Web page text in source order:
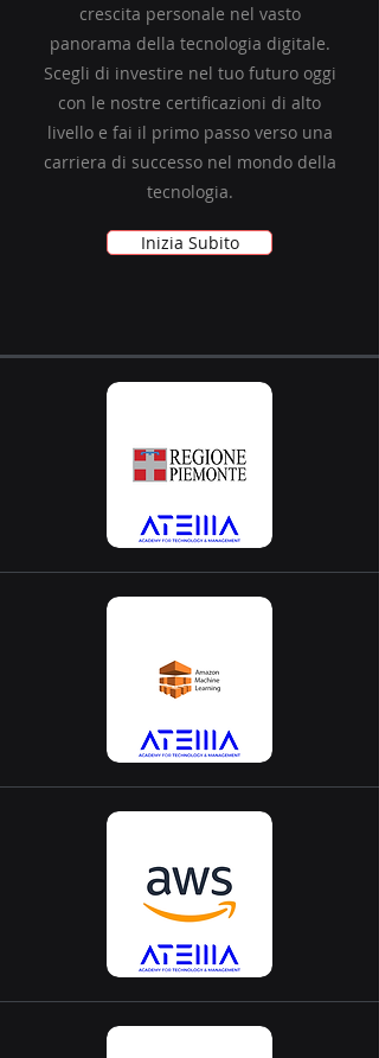
crescita personale nel vasto
panorama della tecnologia digitale.
Scegli di investire nel tuo futuro oggi
con le nostre certificazioni di alto
livello e fai il primo passo verso una
carriera di successo nel mondo della
tecnologia.
Inizia Subito